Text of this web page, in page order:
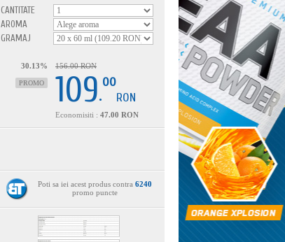
CANTITATE
AROMA
GRAMAJ
30.13%
PROMO
156.00 RON
109.
00
RON
Economisiti : 47.00 RON
Poti sa iei acest produs contra 6240
promo puncte